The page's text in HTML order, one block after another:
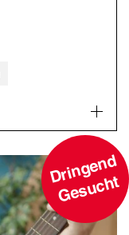
D
ri
n
g
e
n
d
G
e
s
u
c
ht